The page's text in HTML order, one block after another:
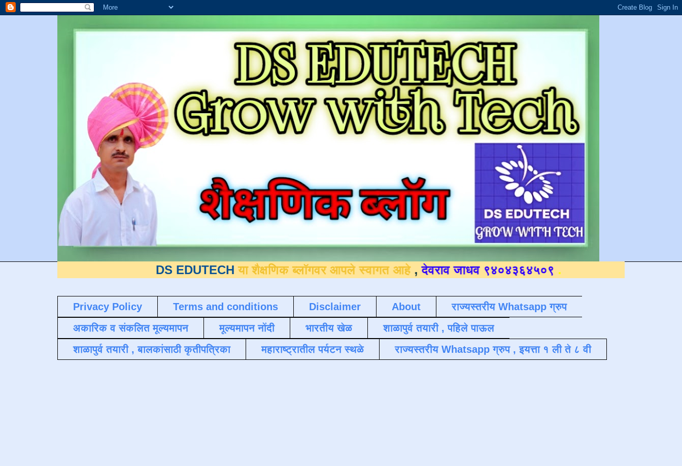
DS EDUTECH या शैक्षणिक ब्लॉगवर आपले स्वागत आहे,देवराव जाधव ९४०४३६४५०९ .
Privacy Policy Terms and conditions Disclaimer About
राज्यस्तरीय Whatsapp ग्रुप
अकारिक व संकलित मूल्यमापन
मूल्यमापन नोंदी भारतीय खेळ
शाळापुर्व तयारी , पहिले पाऊल
शाळापुर्व तयारी , बालकांसाठी कृतीपत्रिका
महाराष्ट्रातील पर्यटन स्थळे राज्यस्तरीय Whatsapp ग्रुप , इयत्ता १ ली ते ८ वी